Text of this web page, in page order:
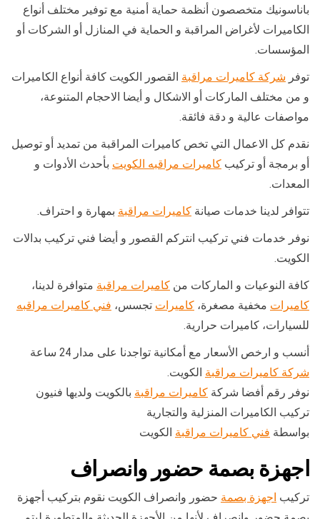
باناسونيك متخصصون أنظمة حماية أمنية مع توفير مختلف أنواع
الكاميرات لأغراض المراقبة و الحماية في المنازل أو الشركات أو
المؤسسات.
توفر شركة كاميرات مراقبة القصور الكويت كافة أنواع الكاميرات
و من مختلف الماركات أو الاشكال و أيضا الاحجام المتنوعة،
مواصفات عالية و دقة فائقة.
نقدم كل الاعمال التي تخص كاميرات المراقبة من تمديد أو توصيل
أو برمجة أو تركيب كاميرات مراقبه الكويت بأحدث الأدوات و
المعدات.
تتوافر لدينا خدمات صيانة كاميرات مراقبة بمهارة و احتراف.
نوفر خدمات فني تركيب انتركم القصور و أيضا فني تركيب بدالات
الكويت.
كافة النوعيات و الماركات من كاميرات مراقبة متوافرة لدينا،
كاميرات مخفية مصغرة، كاميرات تجسس، فني كاميرات مراقبه
للسيارات، كاميرات حرارية.
أنسب و ارخص الأسعار مع أمكانية تواجدنا على مدار 24 ساعة
شركة كاميرات مراقبة الكويت.
نوفر رقم أفضا شركة كاميرات مراقبة بالكويت ولديها فنيون
تركيب الكاميرات المنزلية والتجارية
بواسطة فني كاميرات مراقبة الكويت
اجهزة بصمة حضور وانصراف
تركيب اجهزة بصمة حضور وانصراف الكويت نقوم بتركيب أجهزة